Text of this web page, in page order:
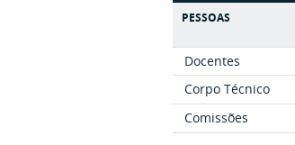
PESSOAS
Docentes
Corpo Técnico
Comissões